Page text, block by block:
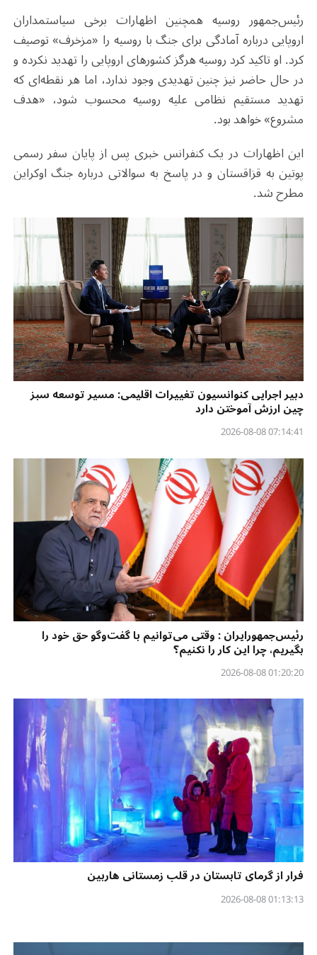
رئیس‌جمهور روسیه همچنین اظهارات برخی سیاستمداران
اروپایی درباره آمادگی برای جنگ با روسیه را «مزخرف» توصیف
کرد. او تاکید کرد روسیه هرگز کشورهای اروپایی را تهدید نکرده و
در حال حاضر نیز چنین تهدیدی وجود ندارد، اما هر نقطه‌ای که
تهدید مستقیم نظامی علیه روسیه محسوب شود، «هدف
مشروع» خواهد بود.
این اظهارات در یک کنفرانس خبری پس از پایان سفر رسمی
پوتین به قزاقستان و در پاسخ به سوالاتی درباره جنگ اوکراین
مطرح شد.
دبیر اجرایی کنوانسیون تغییرات اقلیمی: مسیر توسعه سبز
چین ارزش آموختن دارد
07:14:41 2026-08-08
رئیس‌جمهورایران : وقتی می‌توانیم با گفت‌وگو حق خود را
بگیریم، چرا این کار را نکنیم؟
01:20:20 2026-08-08
فرار از گرمای تابستان در قلب زمستانی هاربین
01:13:13 2026-08-08